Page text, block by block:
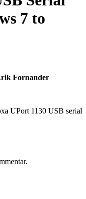
7 to
Fornander
UPort 1130 USB serial